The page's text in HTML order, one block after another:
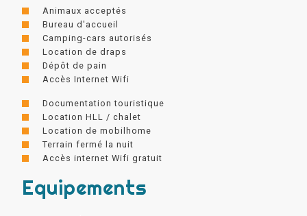
Animaux acceptés
Bureau d'accueil
Camping-cars autorisés
Location de draps
Dépôt de pain
Accès Internet Wifi
Documentation touristique
Location HLL / chalet
Location de mobilhome
Terrain fermé la nuit
Accès internet Wifi gratuit
Equipements